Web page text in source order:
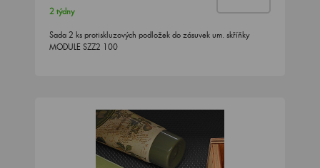
2 týdny
Sada 2 ks protiskluzových podložek do zásuvek um. skříňky
MODULE SZZ2 100